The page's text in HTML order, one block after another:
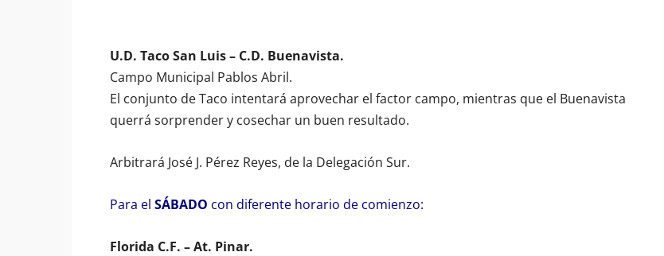
U.D. Taco San Luis – C.D. Buenavista.
Campo Municipal Pablos Abril.
El conjunto de Taco intentará aprovechar el factor campo, mientras que el Buenavista
querrá sorprender y cosechar un buen resultado.
Arbitrará José J. Pérez Reyes, de la Delegación Sur.
Para el SÁBADO con diferente horario de comienzo:
Florida C.F. – At. Pinar.